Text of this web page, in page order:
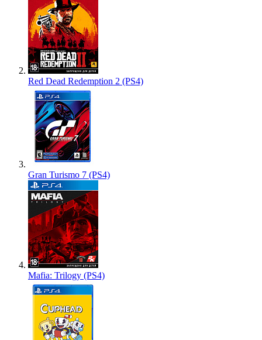
Red Dead Redemption 2 (PS4)
Gran Turismo 7 (PS4)
Mafia: Trilogy (PS4)